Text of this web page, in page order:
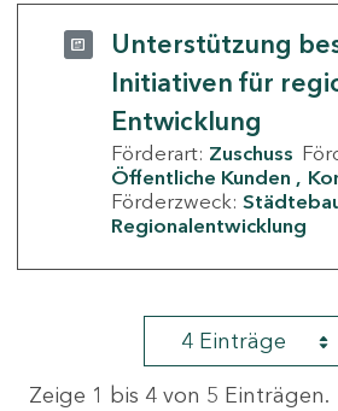
Unterstützung
Initiativen für
Entwicklung
Förderart: Zuschuss
Öffentliche Kunden
Förderzweck:
Regionalentwicklung
4 Einträge
Zeige 1 bis 4 von 5 Einträgen.